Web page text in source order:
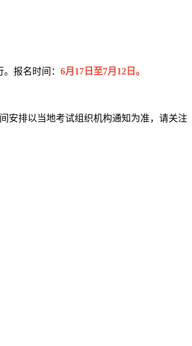
。报名时间： 6月17日至7月12日。
安排以当地考试组织机构通知为准，请关注